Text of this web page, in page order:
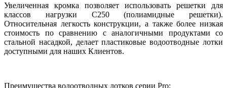
Увеличенная кромка позволяет использовать решетки для
классов нагрузки C250 (полиамидные решетки).
Относительная легкость конструкции, а также более низкая
стоимость по сравнению с аналогичными продуктами со
стальной насадкой, делает пластиковые водоотводные лотки
доступными для наших Клиентов.
Преимущества водоотводных лотков серии Pro: